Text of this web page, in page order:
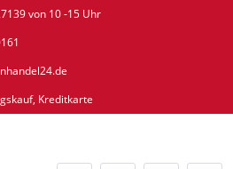
von 10 -15 Uhr
Kreditkarte